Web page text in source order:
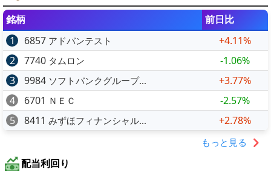
銘柄
前日比
1
6857 アドバンテスト
+4.11%
2
7740 タムロン
-1.06%
3
9984 ソフトバンクグループ...
+3.77%
4
6701 ＮＥＣ
-2.57%
5
8411 みずほフィナンシャル... +2.78%
もっと見る
配当利回り